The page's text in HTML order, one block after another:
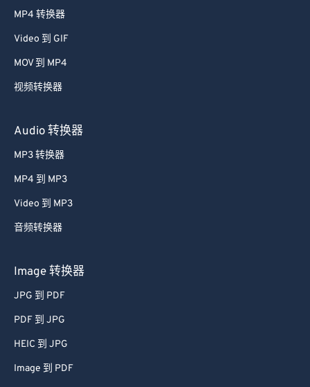
MP4 转换器
Video 到 GIF
MOV 到 MP4
视频转换器
Audio 转换器
MP3 转换器
MP4 到 MP3
Video 到 MP3
音频转换器
Image 转换器
JPG 到 PDF
PDF 到 JPG
HEIC 到 JPG
Image 到 PDF